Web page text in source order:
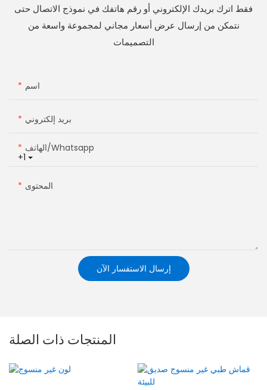
فقط اترك بريدك الإلكتروني أو رقم هاتفك في نموذج الاتصال حتى
نتمكن من إرسال عرض أسعار مجاني لمجموعة واسعة من
التصميمات
اسم
بريد إلكتروني
+1
الهاتف/whatsapp
المحتوى
إرسال الاستفسار الآن
المنتجات ذات الصلة